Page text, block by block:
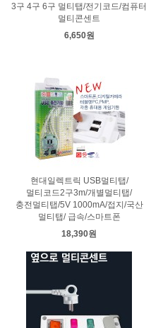
3구 4구 6구 멀티탭/전기코드/컴퓨터
멀티콘센트
6,650원
현대일렉트릭 USB멀티탭/
멀티코드2구3m/개별멀티탭/
충전멀티탭/5V 1000mA/접지/국산
멀티탭/ 급속/스마트폰
18,390원